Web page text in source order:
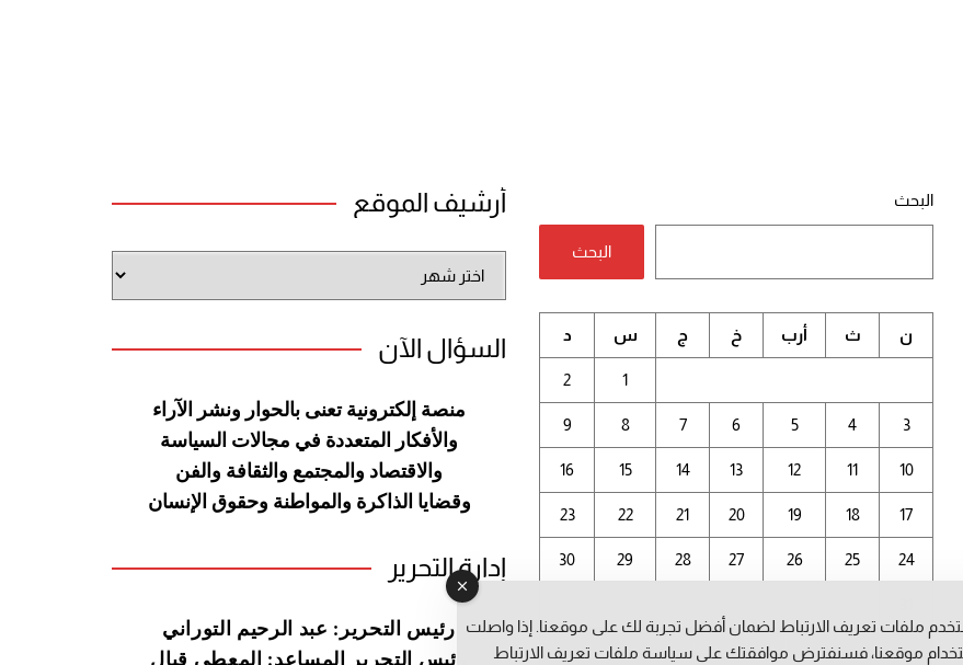
البحث
البحث
أغسطس 2026
ن ث أرب خ ج س د
1
2
3
4
5
6
7
8
9
10
11
12
13
14
15
16
17
18
19
20
21
22
23
24
25
26
27
28
29
30
أرشيف الموقع
الموقع
السؤال الآن
منصة إلكترونية تعنى بالحوار ونشر
الآراء
والأفكار المتعددة في مجالات السياسة
والاقتصاد والمجتمع والثقافة والفن
وقضايا الذاكرة والمواطنة وحقوق الإنسان
إدارة التحرير
رئيس التحرير: عبد الرحيم التوراني
رئيس التحرير المساعد: المعطي قبال
ملفات تعريف الارتباط لضمان أفضل تجربة لك على موقعنا. إذا واصلت
موقعنا، فسنفترض موافقتك على سياسة ملفات تعريف الارتباط